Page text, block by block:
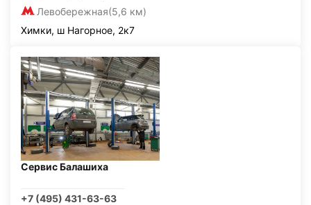
Левобережная(5,6 км)
Химки, ш Нагорное, 2к7
Сервис Балашиха
+7 (495) 431-63-63